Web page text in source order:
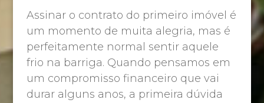
Assinar o contrato do primeiro imóvel é
um momento de muita alegria, mas é
perfeitamente normal sentir aquele
frio na barriga. Quando pensamos em
um compromisso financeiro que vai
durar alguns anos, a primeira dúvida